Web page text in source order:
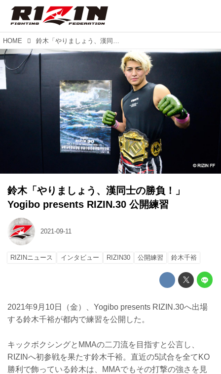
HOME 鈴木「やりましょう、漢同士の勝負！」Yogibo presents RIZIN.30 公開練習
鈴木「やりましょう、漢同士の勝負！」
Yogibo presents RIZIN.30 公開練習
2021-09-11
RIZINニュース インタビュー RIZIN30 公開練習 鈴木千裕
2021年9月10日（金）、Yogibo presents RIZIN.30へ出場
する鈴木千裕が都内で練習を公開した。
キックボクシングとMMAの二刀流を目指すと公言し、
RIZINへ初参戦を果たす鈴木千裕。直近の5試合を全てKO
勝利で飾っている鈴木は、MMAでもその打撃の強さを見